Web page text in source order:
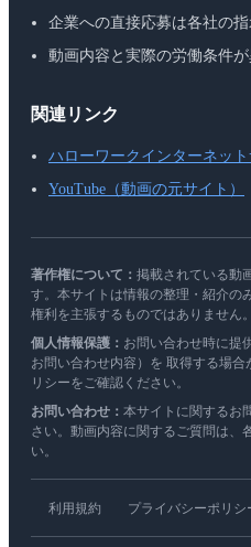
企業への直接応募は各社の指
動画内容と実際の労働条件
関連リンク
ハローワークインターネット
YouTube（動画の元サイト）
著作権について： 掲載されている動
す。本サイトは情報の整理・紹介の
権利を主張するものではありません。
個人情報保護： お問い合わせ時に提
お問い合わせ内容）を 取得する場
リシーをご確認ください。
お問い合わせ： 本サイトに関するお
さい。動画内容に関するご質問は、
い。
利用規約 プライバシーポリシ